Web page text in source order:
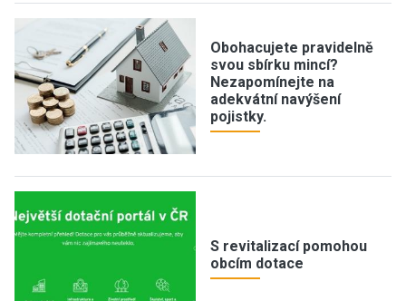
Obohacujete pravidelně
svou sbírku mincí?
Nezapomínejte na
adekvátní navýšení
pojistky.
S revitalizací pomohou
obcím dotace